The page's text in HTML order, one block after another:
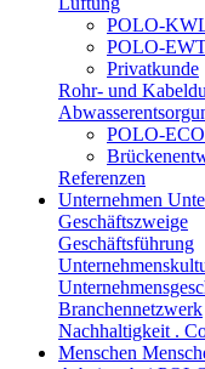
POLO-
POLO-
Privatkunde
Rohr- und
POLO-
Referenzen
Unternehmen
Geschäftszweige
Geschäftsführung
Branchennetzwerk
Nachhaltigkeit .
Menschen